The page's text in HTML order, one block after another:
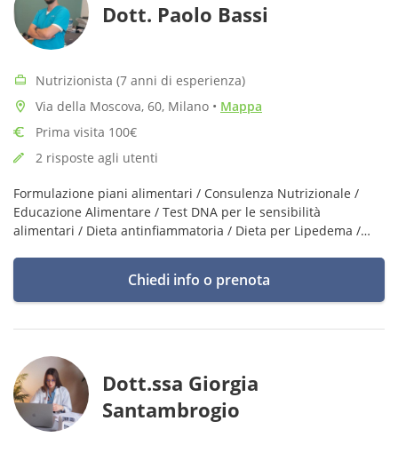
Dott. Paolo Bassi
Nutrizionista (7 anni di esperienza)
Via della Moscova, 60, Milano • Mappa
Prima visita 100€
2 risposte agli utenti
Formulazione piani alimentari / Consulenza Nutrizionale /
Educazione Alimentare / Test DNA per le sensibilità
alimentari / Dieta antinfiammatoria / Dieta per Lipedema /
Chiedi info o prenota
Dott.ssa Giorgia
Santambrogio